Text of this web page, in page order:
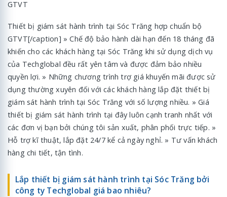
Thiết bị giám sát hành trình tại Sóc Trăng hợp chuẩn bộ
GTVT[/caption] » Chế độ bảo hành dài hạn đến 18 tháng đã
khiến cho các khách hàng tại Sóc Trăng khi sử dụng dịch vụ
của Techglobal đều rất yên tâm và được đảm bảo nhiều
quyền lợi. » Những chương trình trợ giá khuyến mãi được sử
dụng thường xuyên đối với các khách hàng lắp đặt thiết bị
giám sát hành trình tại Sóc Trăng với số lượng nhiều. » Giá
thiết bị giám sát hành trình tại đây luôn cạnh tranh nhất với
các đơn vị bạn bởi chúng tôi sản xuất, phân phối trực tiếp. »
Hỗ trợ kĩ thuật, lắp đặt 24/7 kể cả ngày nghỉ. » Tư vấn khách
hàng chi tiết, tận tình.
Lắp thiết bị giám sát hành trình tại Sóc Trăng bởi
công ty Techglobal giá bao nhiêu?